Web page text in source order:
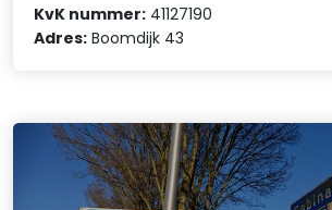
KvK nummer: 41127190
Adres: Boomdijk 43